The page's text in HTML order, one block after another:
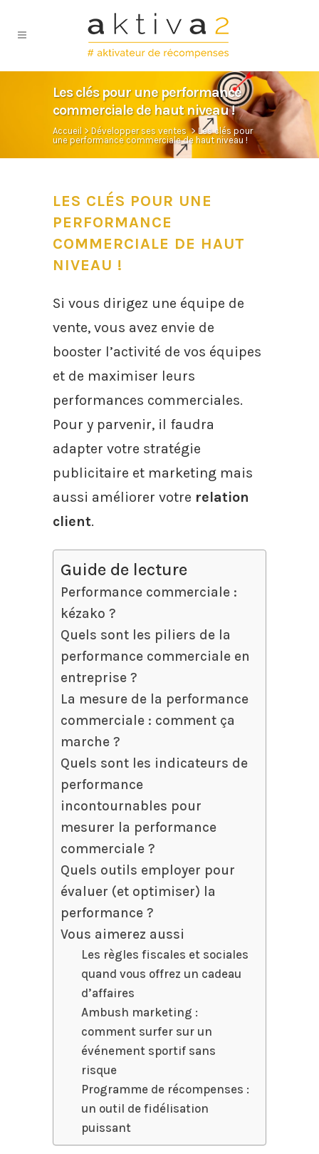
Les clés pour une performance
commerciale de haut niveau !
Accueil > Développer ses ventes >Les clés pour
une performance commerciale de haut niveau !
LES CLÉS POUR UNE
PERFORMANCE
COMMERCIALE DE HAUT
NIVEAU !
Si vous dirigez une équipe de
vente, vous avez envie de
booster l’activité de vos équipes
et de maximiser leurs
performances commerciales.
Pour y parvenir, il faudra
adapter votre stratégie
publicitaire et marketing mais
aussi améliorer votre relation
client.
Guide de lecture
Performance commerciale :
kézako ?
Quels sont les piliers de la
performance commerciale en
entreprise ?
La mesure de la performance
commerciale : comment ça
marche ?
Quels sont les indicateurs de
performance
incontournables pour
mesurer la performance
commerciale ?
Quels outils employer pour
évaluer (et optimiser) la
performance ?
Vous aimerez aussi
Les règles fiscales et sociales
quand vous offrez un cadeau
d’affaires
Ambush marketing :
comment surfer sur un
événement sportif sans
risque
Programme de récompenses :
un outil de fidélisation
puissant